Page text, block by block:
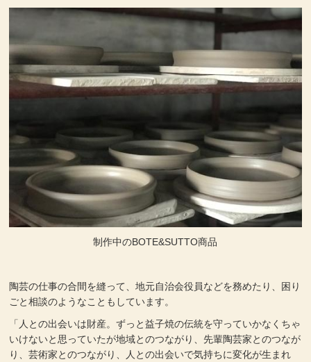
制作中のBOTE&SUTTO商品
陶芸の仕事の合間を縫って、地元自治会役員などを務めたり、困り
ごと相談のようなこともしています。
「人との出会いは財産。ずっと益子焼の伝統を守っていかなくちゃ
いけないと思っていたが地域とのつながり、先輩陶芸家とのつなが
り、芸術家とのつながり、人との出会いで気持ちに変化が生まれ